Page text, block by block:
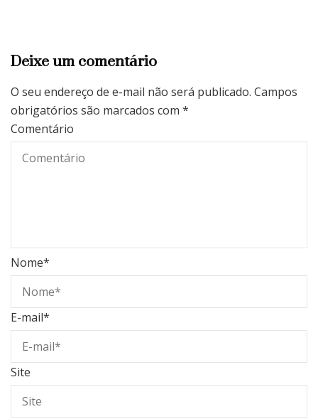
Deixe um comentário
O seu endereço de e-mail não será publicado. Campos
obrigatórios são marcados com *
Comentário
Nome*
E-mail*
Site